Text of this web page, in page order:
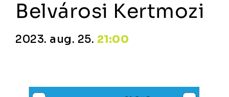
Belvárosi Kertmozi
2023. aug. 25. 21:00